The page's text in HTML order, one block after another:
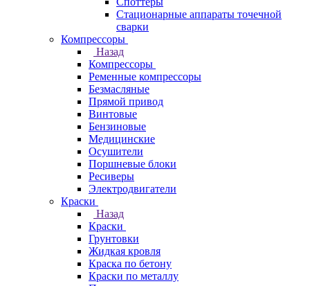
Стационарные аппараты точечной
сварки
Компрессоры
Назад
Компрессоры
Ременные компрессоры
Безмасляные
Прямой привод
Винтовые
Бензиновые
Медицинские
Осушители
Поршневые блоки
Ресиверы
Электродвигатели
Краски
Назад
Краски
Грунтовки
Жидкая кровля
Краска по бетону
Краски по металлу